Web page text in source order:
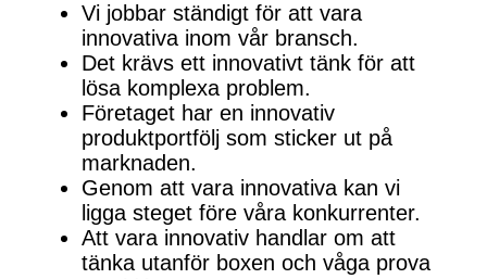
Vi jobbar ständigt för att vara
innovativa inom vår bransch.
Det krävs ett innovativt tänk för att
lösa komplexa problem.
Företaget har en innovativ
produktportfölj som sticker ut på
marknaden.
Genom att vara innovativa kan vi
ligga steget före våra konkurrenter.
Att vara innovativ handlar om att
tänka utanför boxen och våga prova